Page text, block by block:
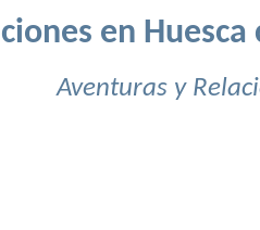
en
Aventuras y